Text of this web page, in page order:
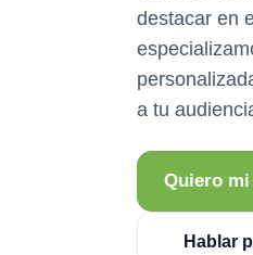
destacar en
a tu
Quiero mi
Hablar